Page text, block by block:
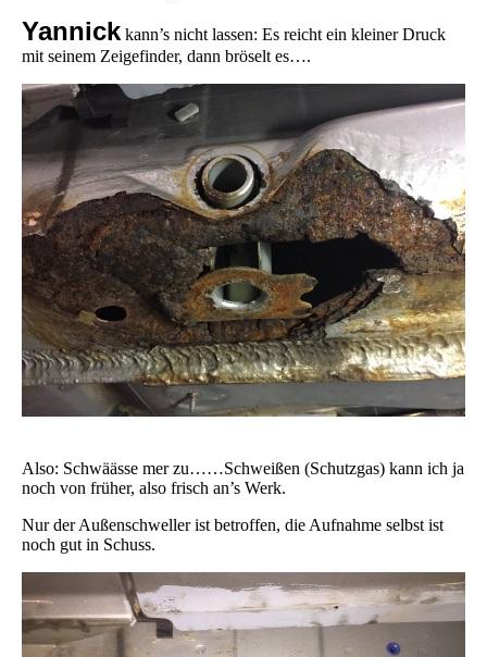
Yannickkann’s nicht lassen: Es reicht ein kleiner Druck
mit seinem Zeigefinder, dann bröselt es….
Also: Schwäässe mer zu……Schweißen (Schutzgas) kann ich ja
noch von früher, also frisch an’s Werk.
Nur der Außenschweller ist betroffen, die Aufnahme selbst ist
noch gut in Schuss.